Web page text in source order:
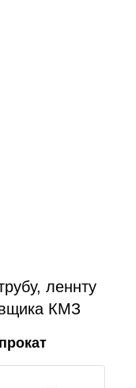
леннту
КМЗ